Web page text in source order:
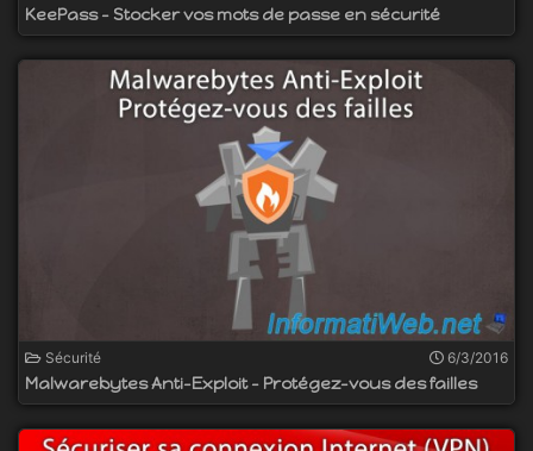
KeePass - Stocker vos mots de passe en sécurité
Sécurité 6/3/2016
Malwarebytes Anti-Exploit - Protégez-vous des failles